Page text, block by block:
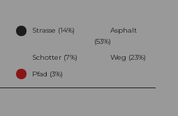
Strasse (14%)
Asphalt
(53%)
Schotter (7%)
Weg (23%)
Pfad (3%)